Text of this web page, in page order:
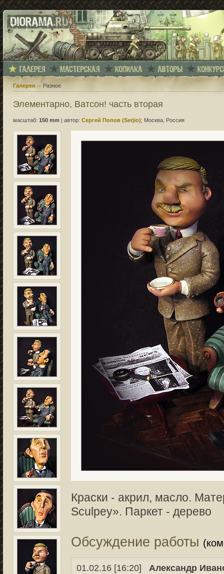
Галерея Разное
Элементарно, Ватсон! часть вторая
масштаб: 150 mm автор: Сергей Попов (Serjio); Москва, Россия
Краски - акрил, масло.
Sculpey». Паркет - дерево
Обсуждение работы
01.02.16 [16:20]
Александр